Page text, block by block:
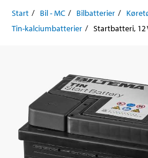
Start Bil - MC Bilbatterier
Tin-kalciumbatterier
Startbatteri, 12